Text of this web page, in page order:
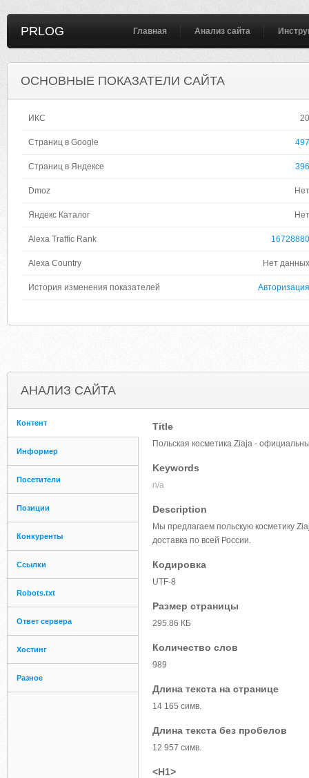
PRLOG Главная Анализ сайта
ОСНОВНЫЕ ПОКАЗАТЕЛИ САЙТА
ИКС 20
Страниц в Google 497
Страниц в Яндексе 396
Dmoz Нет
Яндекс Каталог Нет
Alexa Traffic Rank 16728880
Alexa Country Нет данных
История изменения показателей Авторизация
АНАЛИЗ САЙТА
Контент
Информер
Посетители
Позиции
Конкуренты
Ссылки
Robots.txt
Ответ сервера
Хостинг
Разное
Title
Польская косметика Ziaja -
Keywords
n/a
Description
Мы предлагаем польскую косметику
доставка по всей России.
Кодировка
UTF-8
Размер страницы
295.86 КБ
Количество слов
989
Длина текста на странице
14 165 симв.
Длина текста без пробелов
12 957 симв.
<H1>